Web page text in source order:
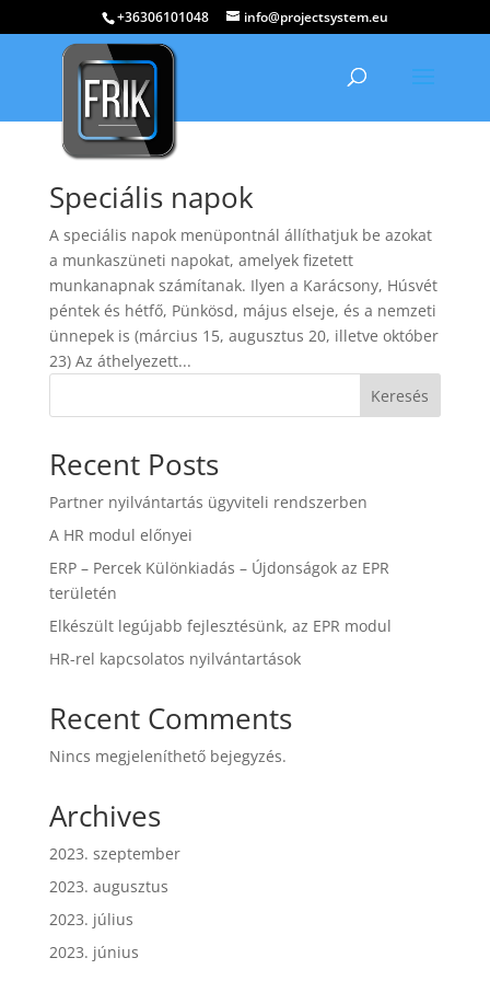
+36306101048 info@projectsystem.eu
Speciális napok
A speciális napok menüpontnál állíthatjuk be azokat
a munkaszüneti napokat, amelyek fizetett
munkanapnak számítanak. Ilyen a Karácsony, Húsvét
péntek és hétfő, Pünkösd, május elseje, és a nemzeti
ünnepek is (március 15, augusztus 20, illetve október
23) Az áthelyezett...
Keresés
Recent Posts
Partner nyilvántartás ügyviteli rendszerben
A HR modul előnyei
ERP – Percek Különkiadás – Újdonságok az EPR
területén
Elkészült legújabb fejlesztésünk, az EPR modul
HR-rel kapcsolatos nyilvántartások
Recent Comments
Nincs megjeleníthető bejegyzés.
Archives
2023. szeptember
2023. augusztus
2023. július
2023. június